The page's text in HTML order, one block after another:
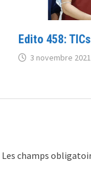
Edito 458:
3 novembre 2021
Les champs